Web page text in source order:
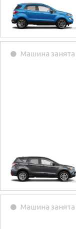
Машина занята
Машина занята